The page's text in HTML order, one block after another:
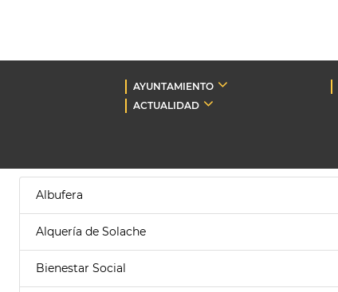
AYUNTAMIENTO
ACTUALIDAD
Albufera
Alquería de Solache
Bienestar Social